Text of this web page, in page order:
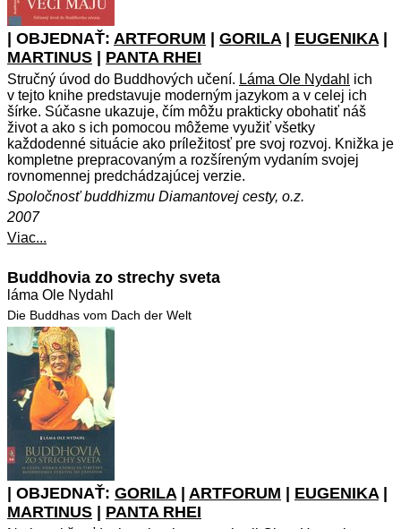
| OBJEDNAŤ: ARTFORUM | GORILA | EUGENIKA |
MARTINUS | PANTA RHEI
Stručný úvod do Buddhových učení. Láma Ole Nydahl ich
v tejto knihe predstavuje moderným jazykom a v celej ich
šírke. Súčasne ukazuje, čím môžu prakticky obohatiť náš
život a ako s ich pomocou môžeme využiť všetky
každodenné situácie ako príležitosť pre svoj rozvoj. Knižka je
kompletne prepracovaným a rozšíreným vydaním svojej
rovnomennej predchádzajúcej verzie.
Spoločnosť buddhizmu Diamantovej cesty, o.z.
2007
Viac...
Buddhovia zo strechy sveta
láma Ole Nydahl
Die Buddhas vom Dach der Welt
| OBJEDNAŤ: GORILA | ARTFORUM | EUGENIKA |
MARTINUS | PANTA RHEI